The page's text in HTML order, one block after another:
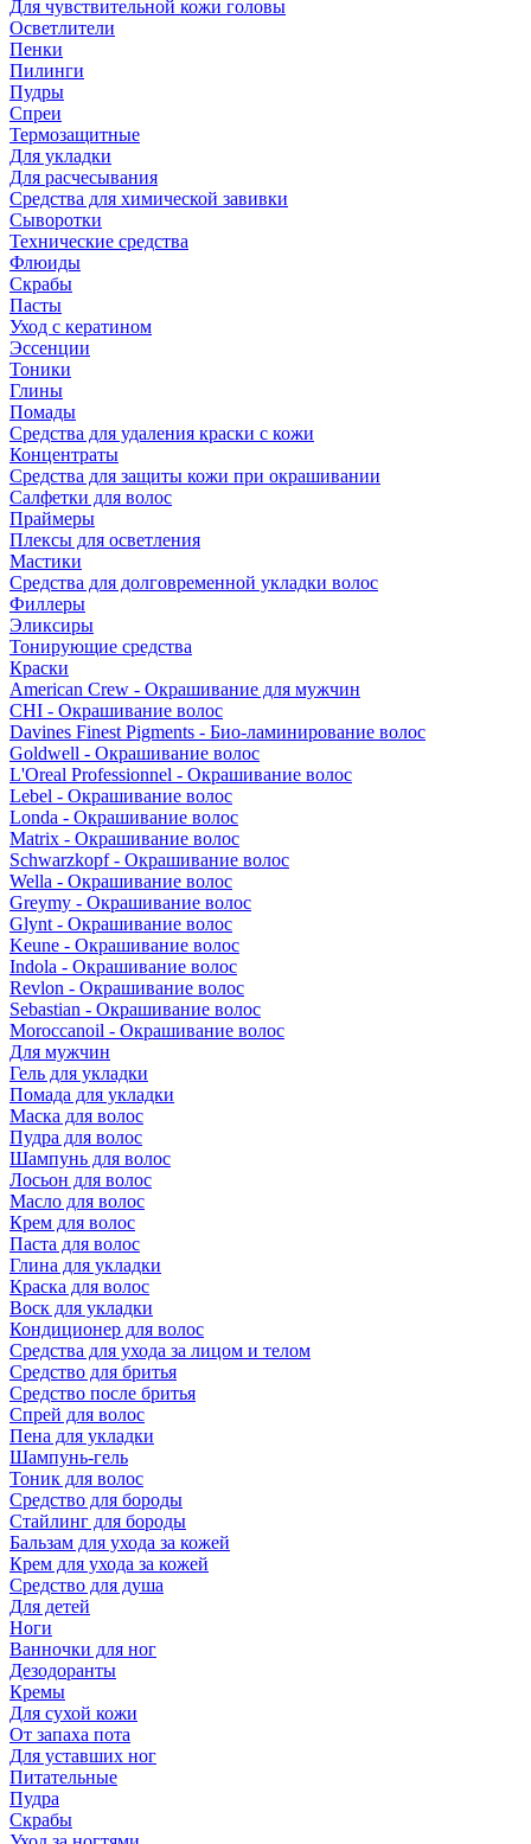
Для чувствительной кожи головы
Осветлители
Пенки
Пилинги
Пудры
Спреи
Термозащитные
Для укладки
Для расчесывания
Средства для химической завивки
Сыворотки
Технические средства
Флюиды
Скрабы
Пасты
Уход с кератином
Эссенции
Тоники
Глины
Помады
Средства для удаления краски с кожи
Концентраты
Средства для защиты кожи при окрашивании
Салфетки для волос
Праймеры
Плексы для осветления
Мастики
Средства для долговременной укладки волос
Филлеры
Эликсиры
Тонирующие средства
Краски
American Crew - Окрашивание для мужчин
CHI - Окрашивание волос
Davines Finest Pigments - Био-ламинирование волос
Goldwell - Окрашивание волос
L'Oreal Professionnel - Окрашивание волос
Lebel - Окрашивание волос
Londa - Окрашивание волос
Matrix - Окрашивание волос
Schwarzkopf - Окрашивание волос
Wella - Окрашивание волос
Greymy - Окрашивание волос
Glynt - Окрашивание волос
Keune - Окрашивание волос
Indola - Окрашивание волос
Revlon - Окрашивание волос
Sebastian - Окрашивание волос
Moroccanoil - Окрашивание волос
Для мужчин
Гель для укладки
Помада для укладки
Маска для волос
Пудра для волос
Шампунь для волос
Лосьон для волос
Масло для волос
Крем для волос
Паста для волос
Глина для укладки
Краска для волос
Воск для укладки
Кондиционер для волос
Средства для ухода за лицом и телом
Средство для бритья
Средство после бритья
Спрей для волос
Пена для укладки
Шампунь-гель
Тоник для волос
Средство для бороды
Стайлинг для бороды
Бальзам для ухода за кожей
Крем для ухода за кожей
Средство для душа
Для детей
Ноги
Ванночки для ног
Дезодоранты
Кремы
Для сухой кожи
От запаха пота
Для уставших ног
Питательные
Пудра
Скрабы